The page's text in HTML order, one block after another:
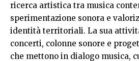
ricerca artistica tra musica
sperimentazione sonora e
identità territoriali. La sua
concerti, colonne sonore e
che mettono in dialogo musica,